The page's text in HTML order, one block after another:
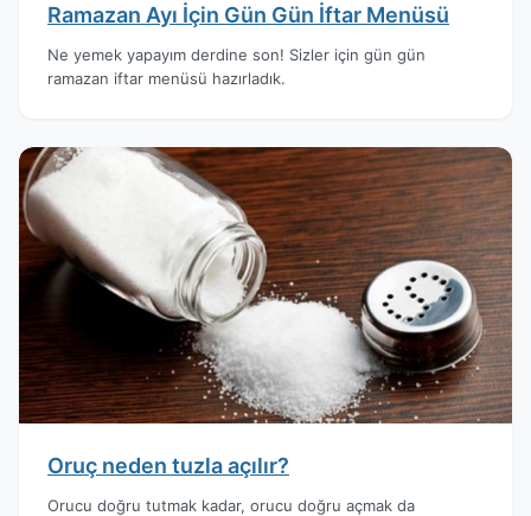
Ramazan Ayı İçin Gün Gün İftar Menüsü
Ne yemek yapayım derdine son! Sizler için gün gün
ramazan iftar menüsü hazırladık.
Oruç neden tuzla açılır?
Orucu doğru tutmak kadar, orucu doğru açmak da